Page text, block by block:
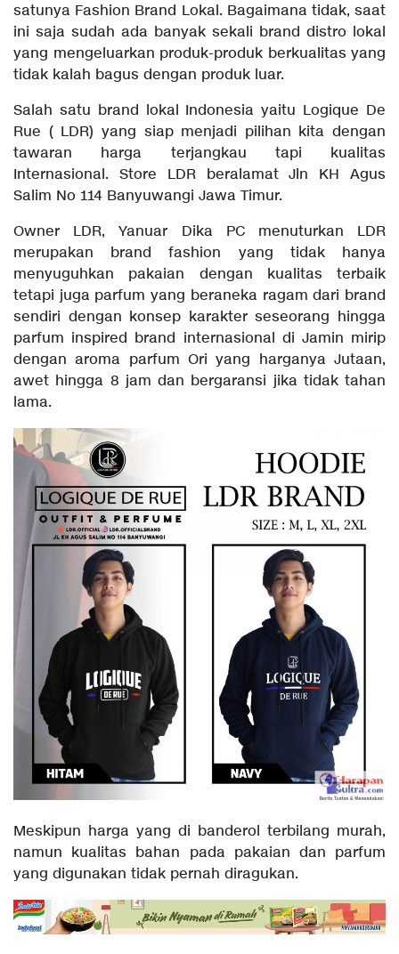
satunya Fashion Brand Lokal. Bagaimana tidak, saat
ini saja sudah ada banyak sekali brand distro lokal
yang mengeluarkan produk-produk berkualitas yang
tidak kalah bagus dengan produk luar.
Salah satu brand lokal Indonesia yaitu Logique De
Rue ( LDR) yang siap menjadi pilihan kita dengan
tawaran harga terjangkau tapi kualitas
Internasional. Store LDR beralamat Jln KH Agus
Salim No 114 Banyuwangi Jawa Timur.
Owner LDR, Yanuar Dika PC menuturkan LDR
merupakan brand fashion yang tidak hanya
menyuguhkan pakaian dengan kualitas terbaik
tetapi juga parfum yang beraneka ragam dari brand
sendiri dengan konsep karakter seseorang hingga
parfum inspired brand internasional di Jamin mirip
dengan aroma parfum Ori yang harganya Jutaan,
awet hingga 8 jam dan bergaransi jika tidak tahan
lama.
Meskipun harga yang di banderol terbilang murah,
namun kualitas bahan pada pakaian dan parfum
yang digunakan tidak pernah diragukan.